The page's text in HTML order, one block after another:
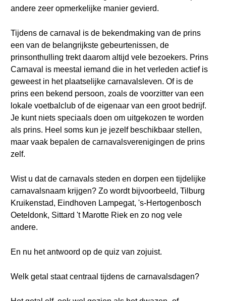
andere zeer opmerkelijke manier gevierd.
Tijdens de carnaval is de bekendmaking van de prins
een van de belangrijkste gebeurtenissen, de
prinsonthulling trekt daarom altijd vele bezoekers. Prins
Carnaval is meestal iemand die in het verleden actief is
geweest in het plaatselijke carnavalsleven. Of is de
prins een bekend persoon, zoals de voorzitter van een
lokale voetbalclub of de eigenaar van een groot bedrijf.
Je kunt niets speciaals doen om uitgekozen te worden
als prins. Heel soms kun je jezelf beschikbaar stellen,
maar vaak bepalen de carnavalsverenigingen de prins
zelf.
Wist u dat de carnavals steden en dorpen een tijdelijke
carnavalsnaam krijgen? Zo wordt bijvoorbeeld, Tilburg
Kruikenstad, Eindhoven Lampegat, 's-Hertogenbosch
Oeteldonk, Sittard 't Marotte Riek en zo nog vele
andere.
En nu het antwoord op de quiz van zojuist.
Welk getal staat centraal tijdens de carnavalsdagen?